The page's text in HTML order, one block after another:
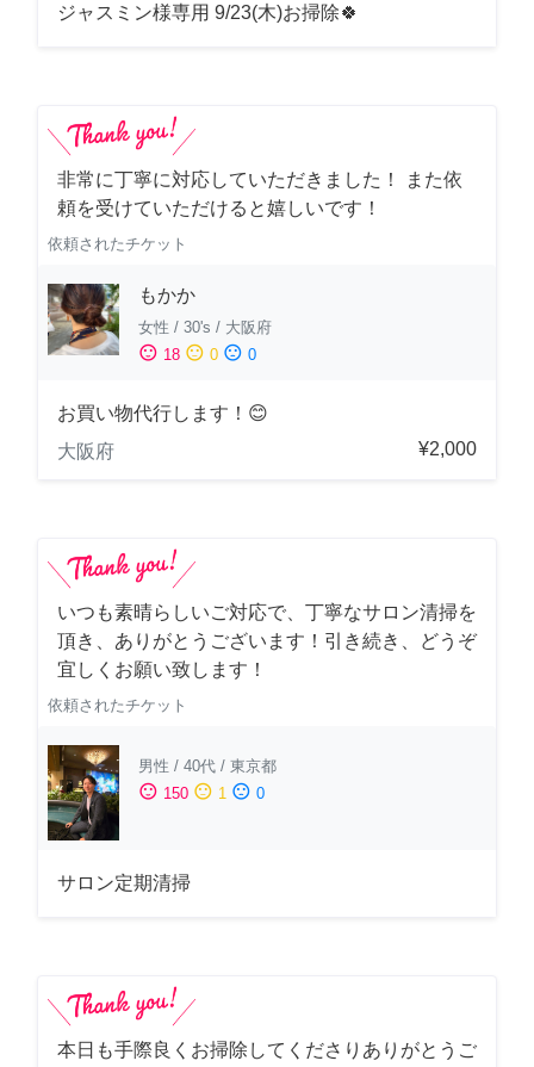
ジャスミン様専用 9/23(木)お掃除🍀
非常に丁寧に対応していただきました！ また依
頼を受けていただけると嬉しいです！
依頼されたチケット
もかか
女性 / 30's / 大阪府
sentiment_satisfied 18 sentiment_neutral 0 sentiment_dissatisfied 0
お買い物代行します！😊
大阪府
¥2,000
いつも素晴らしいご対応で、丁寧なサロン清掃を
頂き、ありがとうございます！引き続き、どうぞ
宜しくお願い致します！
依頼されたチケット
男性 / 40代 / 東京都
sentiment_satisfied 150 sentiment_neutral 1 sentiment_dissatisfied 0
サロン定期清掃
本日も手際良くお掃除してくださりありがとうご